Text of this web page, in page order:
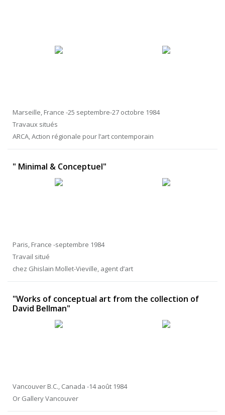
Marseille, France -25 septembre-27 octobre 1984
Travaux situés
ARCA, Action régionale pour l’art contemporain
" Minimal & Conceptuel"
Paris, France -septembre 1984
Travail situé
chez Ghislain Mollet-Vieville, agent d’art
"Works of conceptual art from the collection of
David Bellman"
Vancouver B.C., Canada -14 août 1984
Or Gallery Vancouver